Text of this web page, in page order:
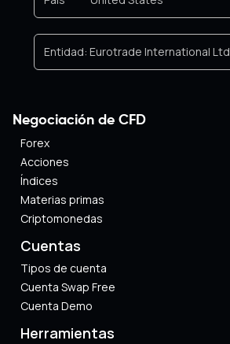
Entidad: Eurotrade International Ltd
Negociación de CFD
Forex
Acciones
Índices
Materias primas
Criptomonedas
Cuentas
Tipos de cuenta
Cuenta Swap Free
Cuenta Demo
Herramientas